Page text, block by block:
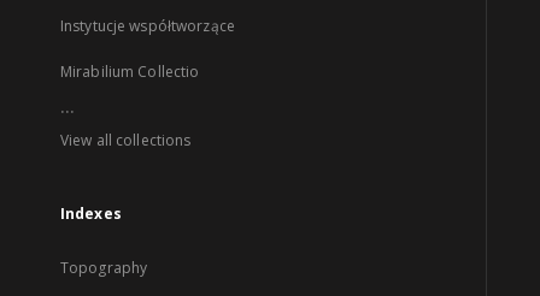
Instytucje współtworzące
Mirabilium Collectio
...
View all collections
Indexes
Topography